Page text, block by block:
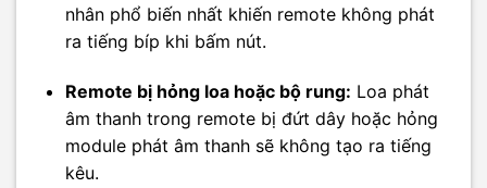
nhân phổ biến nhất khiến remote không phát
ra tiếng bíp khi bấm nút.
Remote bị hỏng loa hoặc bộ rung: Loa phát
âm thanh trong remote bị đứt dây hoặc hỏng
module phát âm thanh sẽ không tạo ra tiếng
kêu.